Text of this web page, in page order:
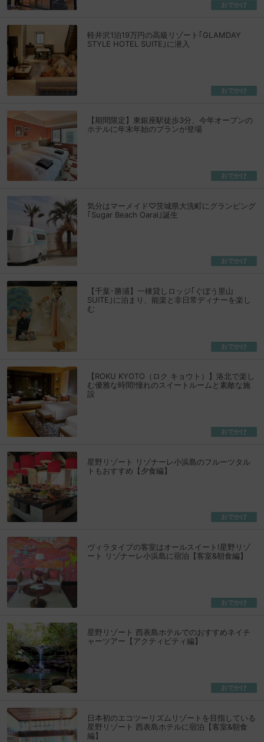
おでかけ
軽井沢1泊19万円の高級リゾート｢GLAMDAY
STYLE HOTEL SUITE｣に潜入
おでかけ
【期間限定】東銀座駅徒歩3分、今年オープンの
ホテルに年末年始のプランが登場
おでかけ
気分はマーメイド♡茨城県大洗町にグランピング
｢Sugar Beach Oarai｣誕生
おでかけ
【千葉･勝浦】一棟貸しロッジ｢ぐぼう里山
SUITE｣に泊まり、能楽と非日常ディナーを楽し
む
おでかけ
【ROKU KYOTO（ロク キョウト）】洛北で楽し
む優雅な時間!憧れのスイートルームと素敵な施
設
おでかけ
星野リゾート リゾナーレ小浜島のフルーツタル
トもおすすめ【夕食編】
おでかけ
ヴィラタイプの客室はオールスイート!星野リゾ
ート リゾナーレ小浜島に宿泊【客室&朝食編】
おでかけ
星野リゾート 西表島ホテルでのおすすめネイチ
ャーツアー【アクティビティ編】
おでかけ
日本初のエコツーリズムリゾートを目指している
星野リゾート 西表島ホテルに宿泊【客室&朝食
編】